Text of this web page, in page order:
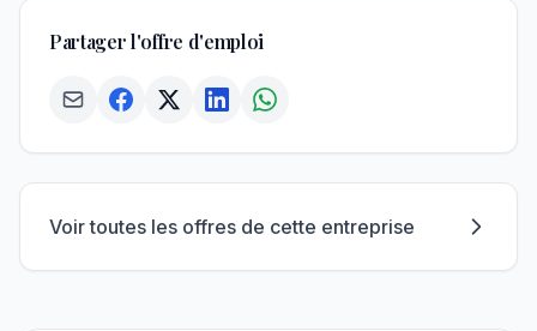
Partager l'offre d'emploi
Voir toutes les offres de cette entreprise